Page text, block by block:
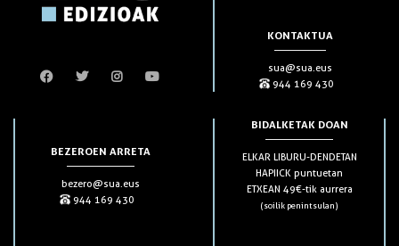
KONTAKTUA
sua@sua.eus
944 169 430
BEZEROEN ARRETA
bezero@sua.eus
944 169 430
BIDALKETAK DOAN
ELKAR LIBURU-DENDETAN
HAPIICK puntuetan
ETXEAN 49€-tik aurrera
(soilik penintsulan)